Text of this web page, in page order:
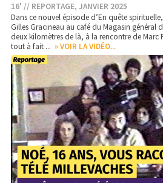
16' // REPORTAGE, JANVIER 2025
Dans ce nouvel épisode d’En quête
Gilles Gracineau au café du Magasin général
deux kilomètres de là, à la rencontre de
tout à fait ... » VOIR LA VIDÉO...